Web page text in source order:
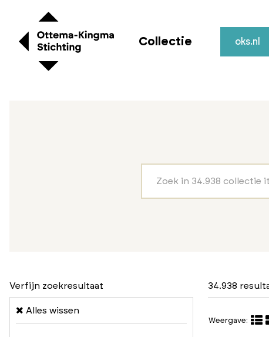
Collectie oks.nl
Verfijn zoekresultaat
Alles wissen
34.938
Weergave: